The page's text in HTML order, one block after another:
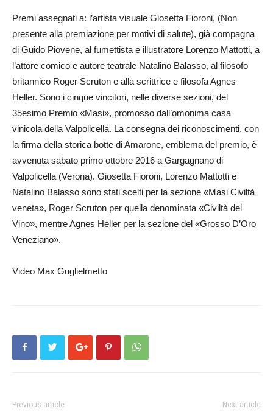
Premi assegnati a: l’artista visuale Giosetta Fioroni, (Non
presente alla premiazione per motivi di salute), già compagna
di Guido Piovene, al fumettista e illustratore Lorenzo Mattotti, a
l’attore comico e autore teatrale Natalino Balasso, al filosofo
britannico Roger Scruton e alla scrittrice e filosofa Agnes
Heller. Sono i cinque vincitori, nelle diverse sezioni, del
35esimo Premio «Masi», promosso dall’omonima casa
vinicola della Valpolicella. La consegna dei riconoscimenti, con
la firma della storica botte di Amarone, emblema del premio, è
avvenuta sabato primo ottobre 2016 a Gargagnano di
Valpolicella (Verona). Giosetta Fioroni, Lorenzo Mattotti e
Natalino Balasso sono stati scelti per la sezione «Masi Civiltà
veneta», Roger Scruton per quella denominata «Civiltà del
Vino», mentre Agnes Heller per la sezione del «Grosso D’Oro
Veneziano».
Video Max Guglielmetto
Previous article Next article